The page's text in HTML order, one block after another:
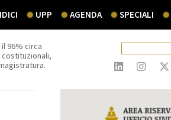
UPP AGENDA SPECIALI
96% circa
costituzionali,